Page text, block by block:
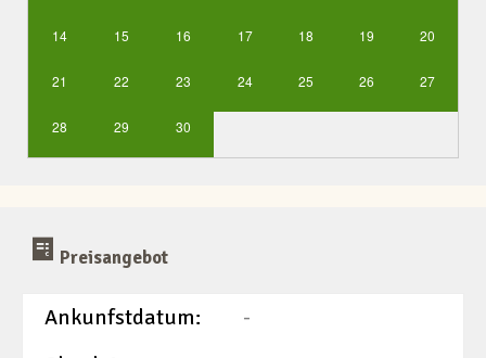
14 15 16 17 18 19 20
21 22 23 24 25 26 27
28 29 30
Preisangebot
Ankunfstdatum:
-